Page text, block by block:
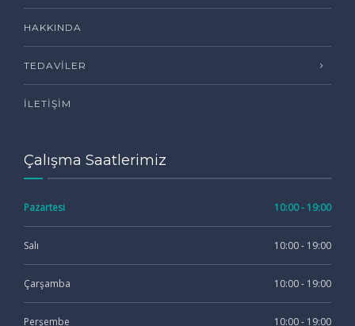
HAKKINDA
TEDAVILER
İLETIŞIM
Çalışma Saatlerimiz
Pazartesi 10:00 - 19:00
Salı 10:00 - 19:00
Çarşamba 10:00 - 19:00
Perşembe 10:00 - 19:00